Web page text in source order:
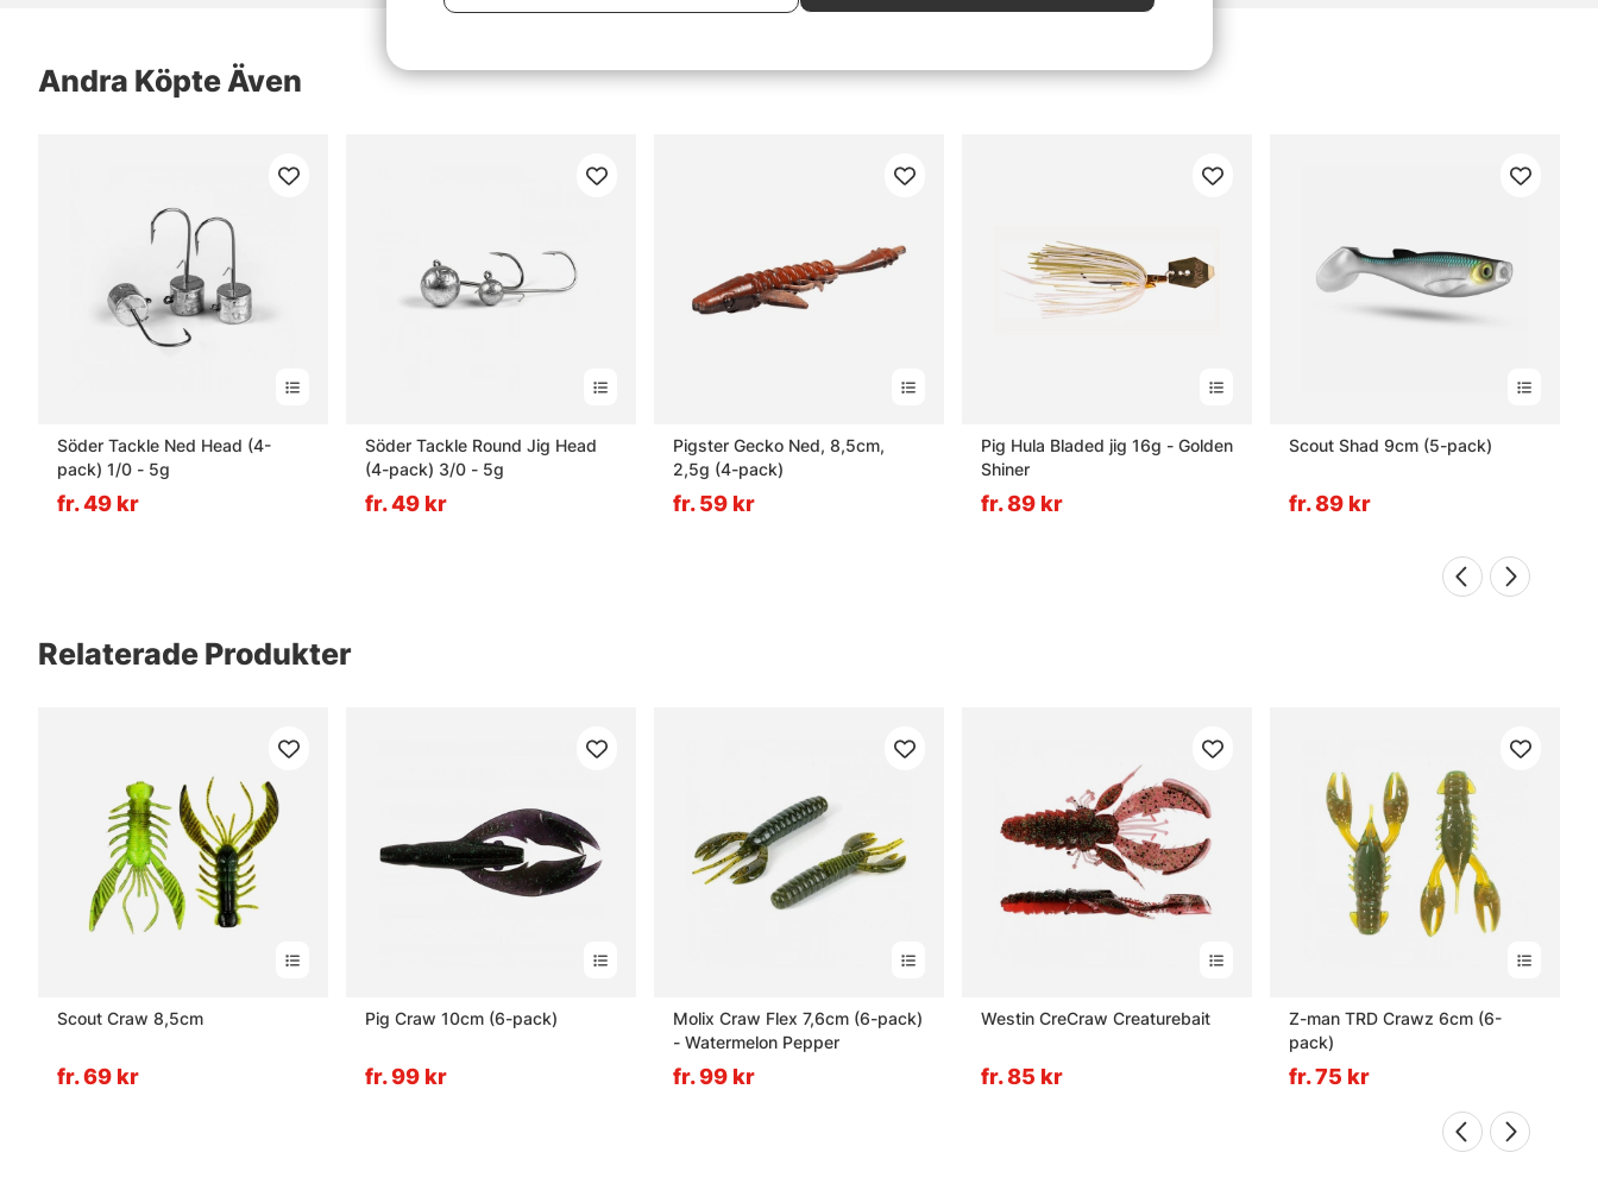
Andra Köpte Även
Söder Tackle Ned Head (4-
pack) 1/0 - 5g
fr. 49 kr
Söder Tackle Round Jig Head
(4-pack) 3/0 - 5g
fr. 49 kr
Pigster Gecko Ned, 8,5cm,
2,5g (4-pack)
fr. 59 kr
Pig Hula Bladed jig 16g - Golden
Shiner
fr. 89 kr
Scout Shad 9cm (5-pack)
fr. 89 kr
Relaterade Produkter
Scout Craw 8,5cm
fr. 69 kr
Pig Craw 10cm (6-pack)
fr. 99 kr
Molix Craw Flex 7,6cm (6-pack)
- Watermelon Pepper
fr. 99 kr
Westin CreCraw Creaturebait
fr. 85 kr
Z-man TRD Crawz 6cm (6-
pack)
fr. 75 kr